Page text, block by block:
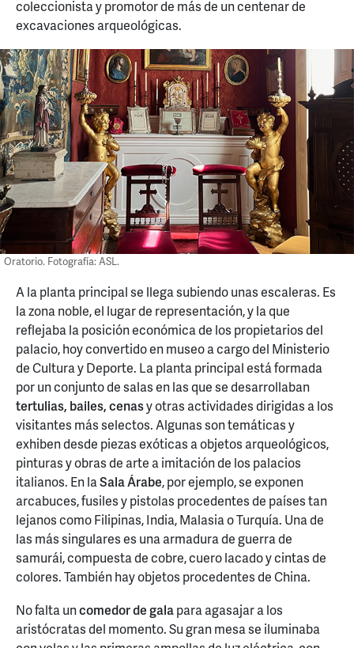
coleccionista y promotor de más de un centenar de
excavaciones arqueológicas.
Oratorio. Fotografía: ASL.
A la planta principal se llega subiendo unas escaleras. Es
la zona noble, el lugar de representación, y la que
reflejaba la posición económica de los propietarios del
palacio, hoy convertido en museo a cargo del Ministerio
de Cultura y Deporte. La planta principal está formada
por un conjunto de salas en las que se desarrollaban
tertulias, bailes, cenasy otras actividades dirigidas a los
visitantes más selectos. Algunas son temáticas y
exhiben desde piezas exóticas a objetos arqueológicos,
pinturas y obras de arte a imitación de los palacios
italianos. En laSala Árabe, por ejemplo, se exponen
arcabuces, fusiles y pistolas procedentes de países tan
lejanos como Filipinas, India, Malasia o Turquía. Una de
las más singulares es una armadura de guerra de
samurái, compuesta de cobre, cuero lacado y cintas de
colores. También hay objetos procedentes de China.
No falta uncomedor de galapara agasajar a los
aristócratas del momento. Su gran mesa se iluminaba